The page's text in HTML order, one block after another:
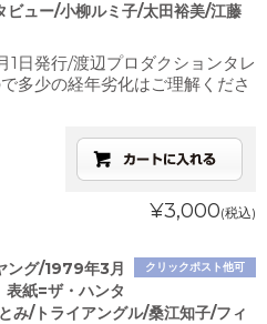
ビュー/小柳ルミ子/太田裕美/江藤
1日発行/渡辺プロダクションタレ
多少の経年劣化はご理解くださ
¥3,000(税込)
クリックポスト他可
ング/1979年3月
紙=ザ・ハンタ
み/トライアングル/桑江知子/フィ